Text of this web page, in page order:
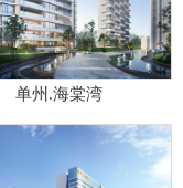
单州.海棠湾